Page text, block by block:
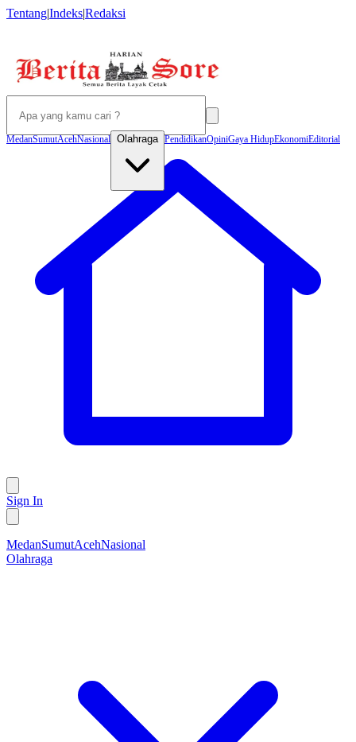
Tentang|Indeks|Redaksi
MedanSumutAcehNasional Olahraga PendidikanOpiniGaya HidupEkonomiEditorial
Sign In
MedanSumutAcehNasional
Olahraga